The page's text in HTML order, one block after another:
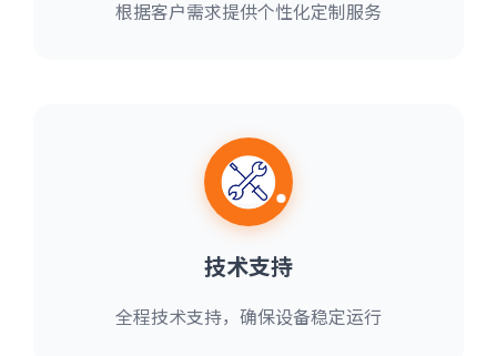
根据客户需求提供个性化定制服务
技术支持
全程技术支持，确保设备稳定运行